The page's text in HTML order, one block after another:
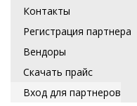
Контакты
Регистрация партнера
Вендоры
Скачать прайс
Вход для партнеров